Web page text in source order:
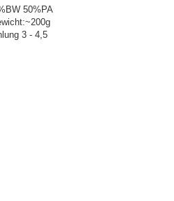
50%PA
3 - 4,5